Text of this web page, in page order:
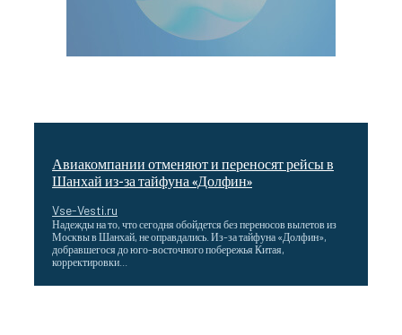
Авиакомпании отменяют и переносят рейсы в
Шанхай из-за тайфуна «Долфин»
Vse-Vesti.ru
Надежды на то, что сегодня обойдется без переносов вылетов из
Москвы в Шанхай, не оправдались. Из-за тайфуна «Долфин»,
добравшегося до юго-восточного побережья Китая,
корректировки...